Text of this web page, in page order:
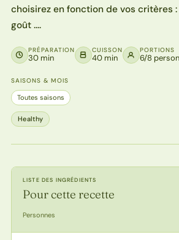
choisirez en fonction de vos critères
goût ….
PRÉPARATION
30 min
CUISSON
40 min
PORTIONS
6/8
SAISONS & MOIS
Toutes saisons
Healthy
LISTE DES INGRÉDIENTS
Pour cette recette
Personnes